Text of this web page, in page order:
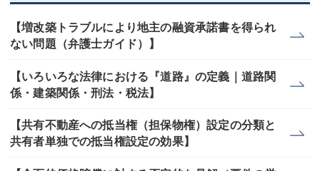
【増改築トラブルにより地主の融資承諾書を得られ
ない問題（弁護士ガイド）】
【いろいろな法律における『道路』の定義｜道路関
係・建築関係・刑法・税法】
【共有不動産への抵当権（担保物権）設定の分類と
共有者単独での抵当権設定の効果】